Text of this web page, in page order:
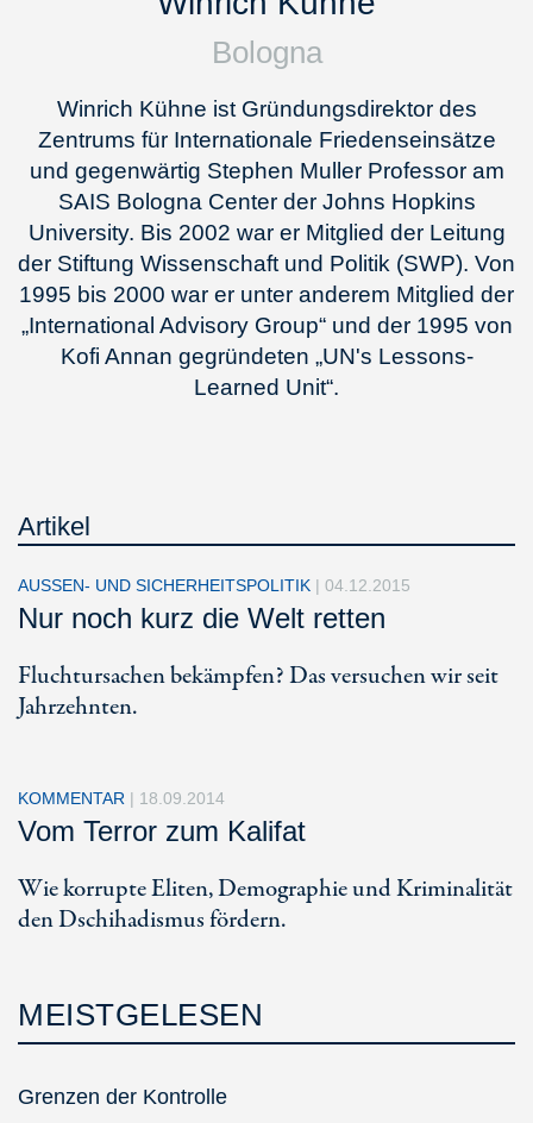
Bologna
Winrich Kühne ist Gründungsdirektor des
Zentrums für Internationale Friedenseinsätze
und gegenwärtig Stephen Muller Professor am
SAIS Bologna Center der Johns Hopkins
University. Bis 2002 war er Mitglied der Leitung
der Stiftung Wissenschaft und Politik (SWP). Von
1995 bis 2000 war er unter anderem Mitglied der
„International Advisory Group“ und der 1995 von
Kofi Annan gegründeten „UN's Lessons-
Learned Unit“.
Artikel
AUSSEN- UND SICHERHEITSPOLITIK | 04.12.2015
Nur noch kurz die Welt retten
Fluchtursachen bekämpfen? Das versuchen wir seit
Jahrzehnten.
KOMMENTAR | 18.09.2014
Vom Terror zum Kalifat
Wie korrupte Eliten, Demographie und Kriminalität
den Dschihadismus fördern.
MEISTGELESEN
Grenzen der Kontrolle